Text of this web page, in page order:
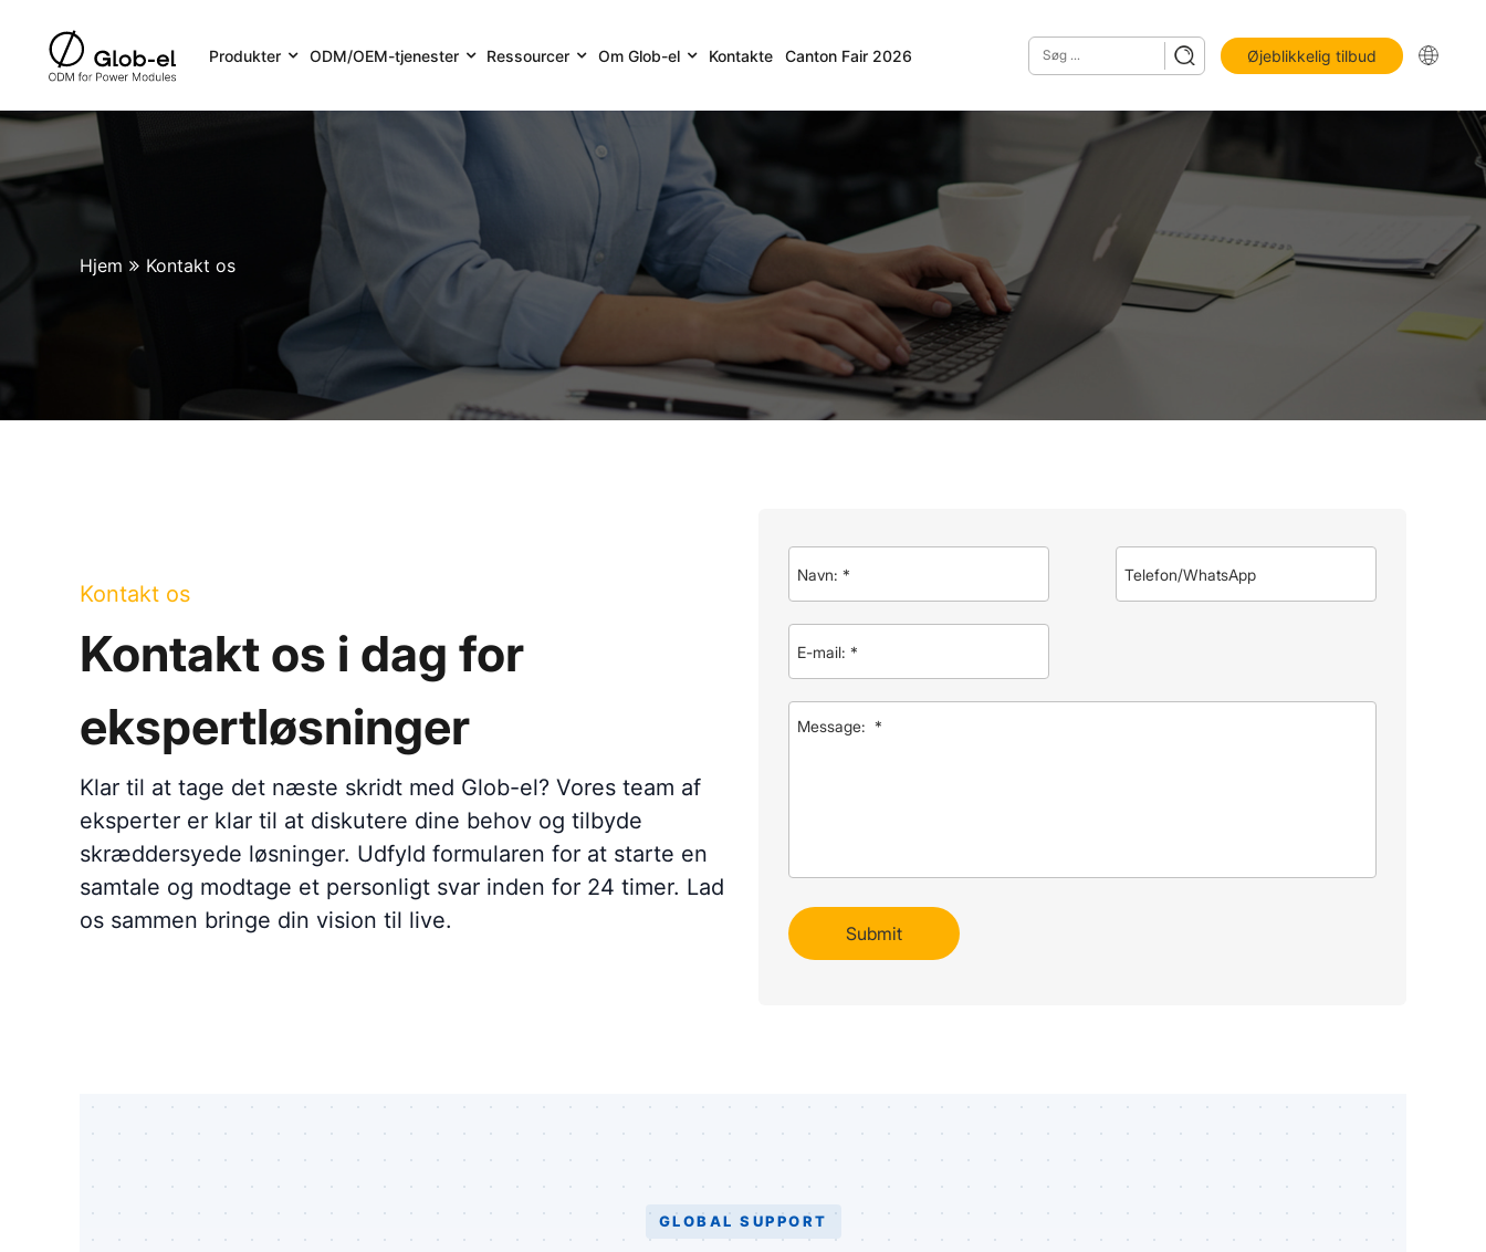
Produkter ODM/OEM-tjenester Ressourcer Om Glob-el Kontakte Canton Fair 2026 Øjeblikkelig tilbud
Hjem Kontakt os
GLOBAL SUPPORT
Kontakt os
Kontakt os i dag for
ekspertløsninger
Klar til at tage det næste skridt med Glob-el? Vores team af
eksperter er klar til at diskutere dine behov og tilbyde
skræddersyede løsninger. Udfyld formularen for at starte en
samtale og modtage et personligt svar inden for 24 timer. Lad
os sammen bringe din vision til live.